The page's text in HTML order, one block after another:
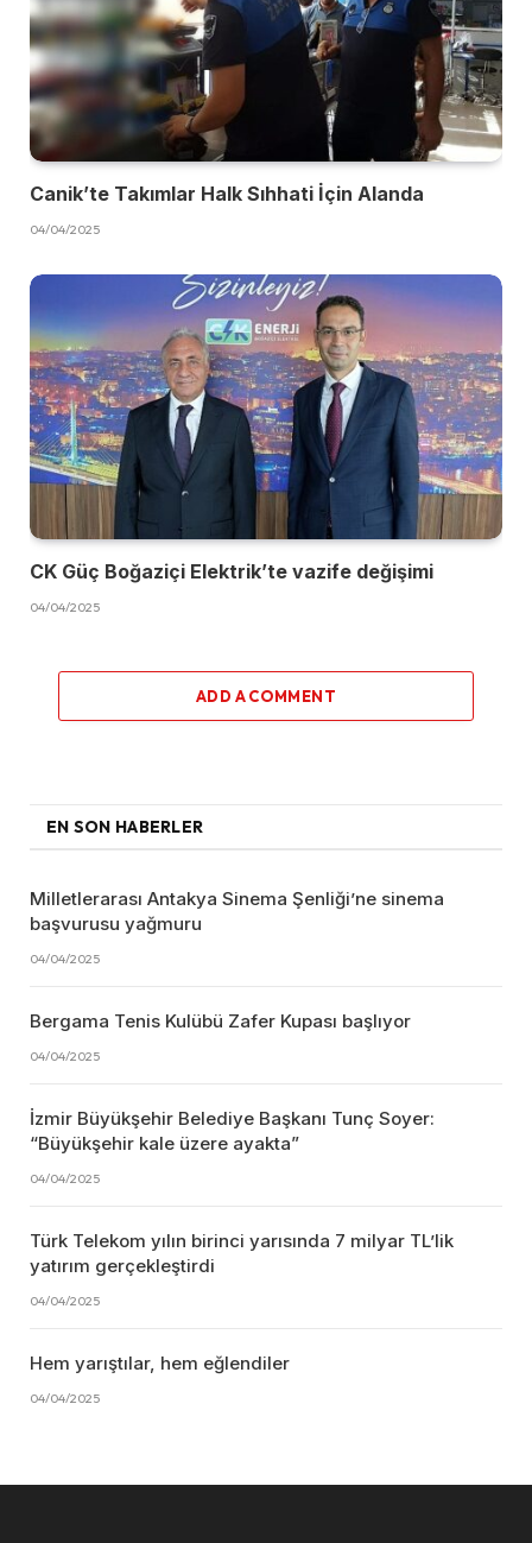
Canik’te Takımlar Halk Sıhhati İçin Alanda
04/04/2025
CK Güç Boğaziçi Elektrik’te vazife değişimi
04/04/2025
ADD A COMMENT
EN SON HABERLER
Milletlerarası Antakya Sinema Şenliği’ne sinema
başvurusu yağmuru
04/04/2025
Bergama Tenis Kulübü Zafer Kupası başlıyor
04/04/2025
İzmir Büyükşehir Belediye Başkanı Tunç Soyer:
“Büyükşehir kale üzere ayakta”
04/04/2025
Türk Telekom yılın birinci yarısında 7 milyar TL’lik
yatırım gerçekleştirdi
04/04/2025
Hem yarıştılar, hem eğlendiler
04/04/2025